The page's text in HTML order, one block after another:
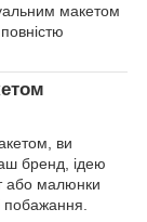
макетом
ви
бренд, ідею
або малюнки
побажання.